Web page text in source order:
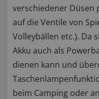
verschiedener Düsen
auf die Ventile von
Volleybällen etc.). Da
Akku auch als
dienen kann und
beim Camping oder